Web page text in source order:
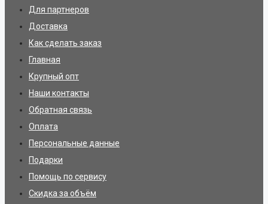
Для партнеров
Доставка
Как сделать заказ
Главная
Крупный опт
Наши контакты
Обратная связь
Оплата
Персональные данные
Подарки
Помощь по сервису
Скидка за объём